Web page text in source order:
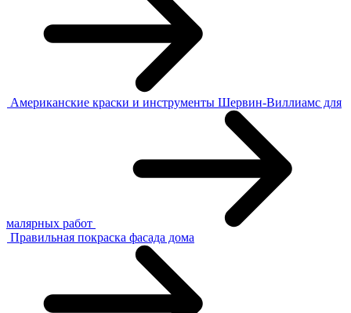
Американские краски и инструменты Шервин-Виллиамс для
малярных работ
Правильная покраска фасада дома